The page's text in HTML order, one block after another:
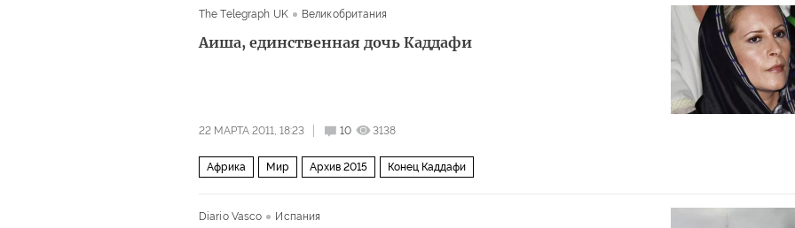
The Telegraph UK Великобритания
Аиша, единственная дочь Каддафи
22 МАРТА 2011, 18:23 10 3138
Африка Мир Архив 2015 Конец Каддафи
Diario Vasco Испания